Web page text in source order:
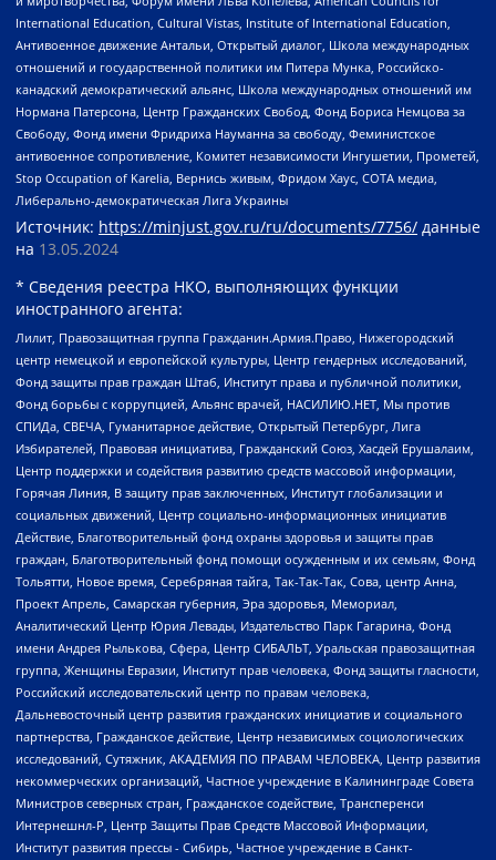
International Education, Cultural Vistas, Institute of International Education,
Антивоенное движение Антальи, Открытый диалог, Школа международных
отношений и государственной политики им Питера Мунка, Российско-
канадский демократический альянс, Школа международных отношений им
Нормана Патерсона, Центр Гражданских Свобод, Фонд Бориса Немцова за
Свободу, Фонд имени Фридриха Науманна за свободу, Феминистское
антивоенное сопротивление, Комитет независимости Ингушетии, Прометей,
Stop Occupation of Karelia, Вернись живым, Фридом Хаус, СОТА медиа,
Либерально-демократическая Лига Украины
Источник: https://minjust.gov.ru/ru/documents/7756/ данные
на 13.05.2024
* Сведения реестра НКО, выполняющих функции
иностранного агента:
Лилит, Правозащитная группа Гражданин.Армия.Право, Нижегородский
центр немецкой и европейской культуры, Центр гендерных исследований,
Фонд защиты прав граждан Штаб, Институт права и публичной политики,
Фонд борьбы с коррупцией, Альянс врачей, НАСИЛИЮ.НЕТ, Мы против
СПИДа, СВЕЧА, Гуманитарное действие, Открытый Петербург, Лига
Избирателей, Правовая инициатива, Гражданский Союз, Хасдей Ерушалаим,
Центр поддержки и содействия развитию средств массовой информации,
Горячая Линия, В защиту прав заключенных, Институт глобализации и
социальных движений, Центр социально-информационных инициатив
Действие, Благотворительный фонд охраны здоровья и защиты прав
граждан, Благотворительный фонд помощи осужденным и их семьям, Фонд
Тольятти, Новое время, Серебряная тайга, Так-Так-Так, Сова, центр Анна,
Проект Апрель, Самарская губерния, Эра здоровья, Мемориал,
Аналитический Центр Юрия Левады, Издательство Парк Гагарина, Фонд
имени Андрея Рылькова, Сфера, Центр СИБАЛЬТ, Уральская правозащитная
группа, Женщины Евразии, Институт прав человека, Фонд защиты гласности,
Российский исследовательский центр по правам человека,
Дальневосточный центр развития гражданских инициатив и социального
партнерства, Гражданское действие, Центр независимых социологических
исследований, Сутяжник, АКАДЕМИЯ ПО ПРАВАМ ЧЕЛОВЕКА, Центр развития
некоммерческих организаций, Частное учреждение в Калининграде Совета
Министров северных стран, Гражданское содействие, Трансперенси
Интернешнл-Р, Центр Защиты Прав Средств Массовой Информации,
Институт развития прессы - Сибирь, Частное учреждение в Санкт-